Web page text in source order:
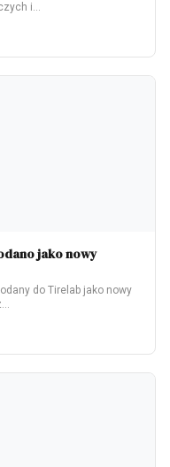
i…
jako nowy
do Tirelab jako nowy